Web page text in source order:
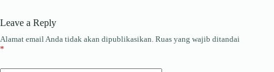
Leave a Reply
Alamat email Anda tidak akan dipublikasikan. Ruas yang wajib ditandai
*